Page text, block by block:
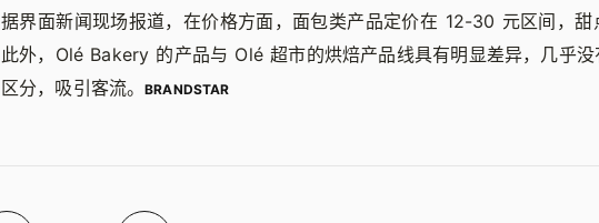
据界面新闻现场报道，在价格方面，面包类产品定价在 12-30 元区间，甜
此外，Olé Bakery 的产品与 Olé 超市的烘焙产品线具有明显差异，几乎
区分，吸引客流。BRANDSTAR